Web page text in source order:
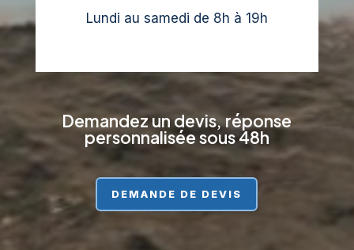
Lundi au samedi de 8h à 19h
Demandez un devis, réponse
personnalisée sous 48h
DEMANDE DE DEVIS